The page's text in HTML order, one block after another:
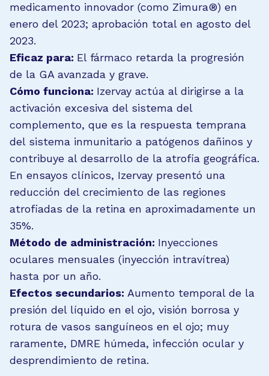
medicamento innovador (como Zimura®) en
enero del 2023; aprobación total en agosto del
2023.
Eficaz para: El fármaco retarda la progresión
de la GA avanzada y grave.
Cómo funciona: Izervay actúa al dirigirse a la
activación excesiva del sistema del
complemento, que es la respuesta temprana
del sistema inmunitario a patógenos dañinos y
contribuye al desarrollo de la atrofia geográfica.
En ensayos clínicos, Izervay presentó una
reducción del crecimiento de las regiones
atrofiadas de la retina en aproximadamente un
35%.
Método de administración: Inyecciones
oculares mensuales (inyección intravítrea)
hasta por un año.
Efectos secundarios: Aumento temporal de la
presión del líquido en el ojo, visión borrosa y
rotura de vasos sanguíneos en el ojo; muy
raramente, DMRE húmeda, infección ocular y
desprendimiento de retina.